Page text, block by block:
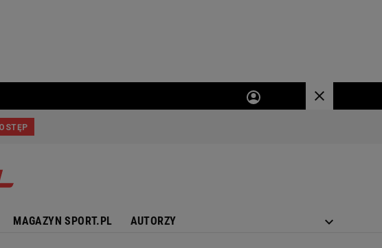
MAGAZYN SPORT.PL AUTORZY